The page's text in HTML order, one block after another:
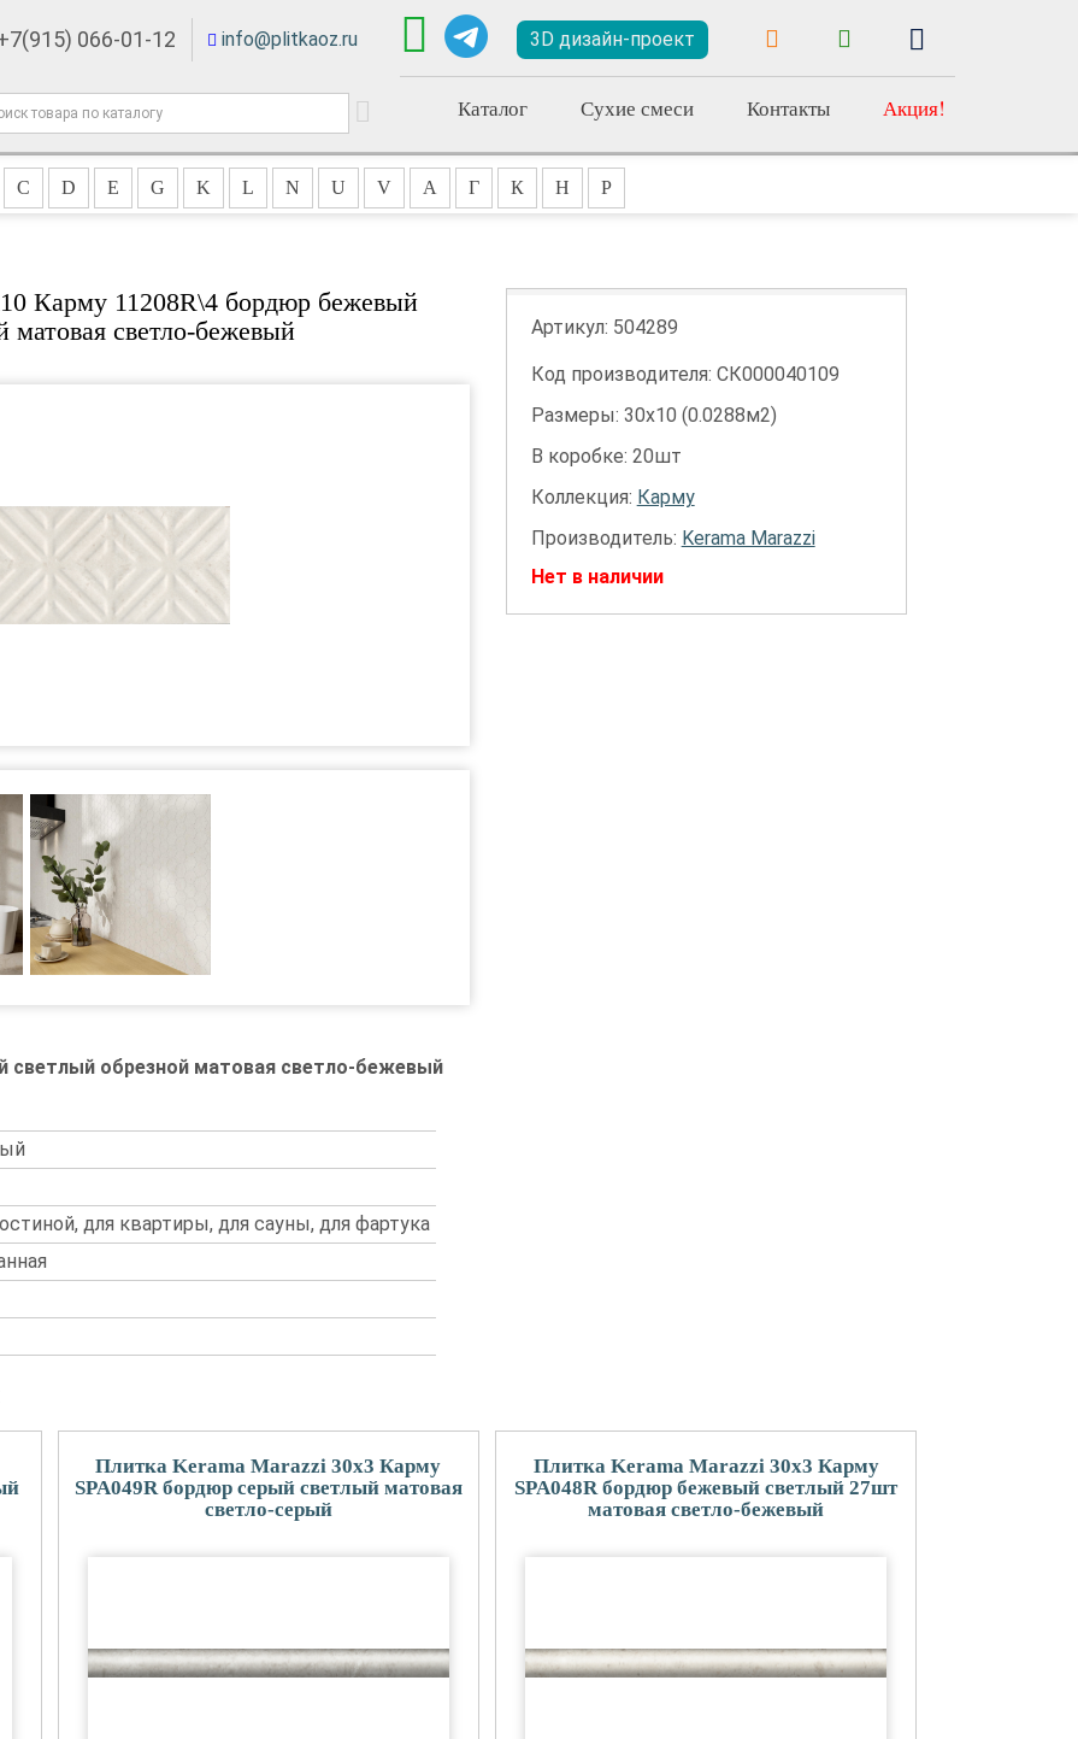
066-01-12 info@plitkaoz.ru 3D дизайн-проект
Каталог Сухие смеси Контакты Акция!
C D E G K L N U V А Г К Н Р
Карму 11208R\4 бордюр бежевый
матовая светло-бежевый
светлый обрезной матовая светло-бежевый
для квартиры, для сауны, для фартука
Артикул: 504289
Код производителя: СК000040109
Размеры: 30х10 (0.0288м2)
В коробке: 20шт
Коллекция: Карму
Производитель: Kerama Marazzi
Нет в наличии
Плитка Kerama Marazzi 30x3 Карму
SPA049R бордюр серый светлый матовая
светло-серый
Плитка Kerama Marazzi 30x3 Карму
SPA048R бордюр бежевый светлый 27шт
матовая светло-бежевый